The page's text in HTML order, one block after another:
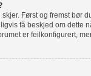
Først og fremst bør
få beskjed om dette
er feilkonfigurert,